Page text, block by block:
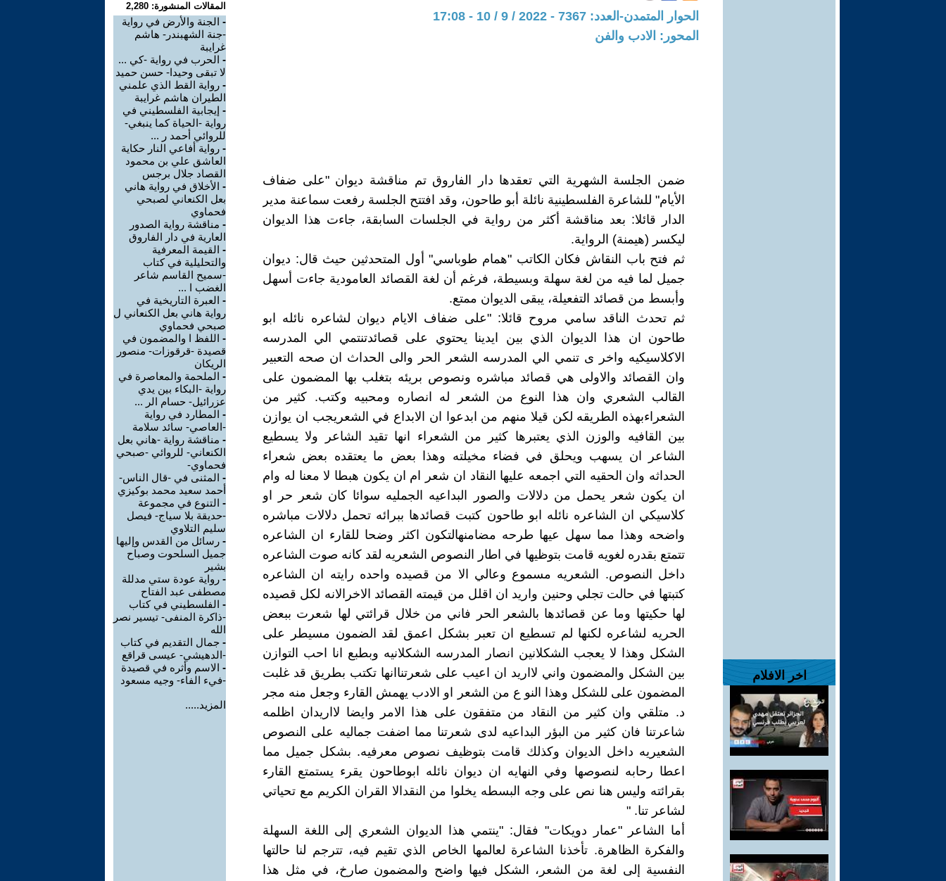
اخر الافلام
الحوار المتمدن-العدد: 7367 - 2022 / 9 / 10 - 17:08
المحور: الادب والفن
ضمن الجلسة الشهرية التي تعقدها دار الفاروق تم مناقشة ديوان "على ضفاف
الأيام" للشاعرة الفلسطينية نائلة أبو طاحون، وقد افتتح الجلسة رفعت سماعنة مدير
الدار قائلا: بعد مناقشة أكثر من رواية في الجلسات السابقة، جاءت هذا الديوان
ليكسر (هيمنة) الرواية.
ثم فتح باب النقاش فكان الكاتب "همام طوباسي" أول المتحدثين حيث قال: ديوان
جميل لما فيه من لغة سهلة وبسيطة، فرغم أن لغة القصائد العامودية جاءت أسهل
وأبسط من قصائد التفعيلة، يبقى الديوان ممتع.
ثم تحدث الناقد سامي مروح قائلا: "على ضفاف الايام ديوان لشاعره نائله ابو
طاحون ان هذا الديوان الذي بين ايدينا يحتوي على قصائدتنتمي الي المدرسه
الاكلاسيكيه واخر ى تنمي الي المدرسه الشعر الحر والى الحداث ان صحه التعبير
وان القصائد والاولى هي قصائد مباشره ونصوص بريئه بتغلب بها المضمون على
القالب الشعري وان هذا النوع من الشعر له انصاره ومحبيه وكتب. كثير من
الشعراءبهذه الطريقه لكن قيلا منهم من ابدعوا ان الابداع في الشعريجب ان يوازن
بين القافيه والوزن الذي يعتبرها كثير من الشعراء انها تقيد الشاعر ولا يسطيع
الشاعر ان يسهب ويحلق في فضاء مخيلته وهذا بعض ما يعتقده بعض شعراء
الحداثه وان الحقيه التي اجمعه عليها النقاد ان شعر ام ان يكون هبطا لا معنا له وام
ان يكون شعر يحمل من دلالات والصور البداعيه الجمليه سوائا كان شعر حر او
كلاسيكي ان الشاعره نائله ابو طاحون كتبت قصائدها ببرائه تحمل دلالات مباشره
واضحه وهذا مما سهل عيها طرحه مضامنهالتكون اكثر وضحا للقارء ان الشاعره
تتمتع بقدره لغويه قامت بتوظيها في اطار النصوص الشعريه لقد كانه صوت الشاعره
داخل النصوص. الشعريه مسموع وعالي الا من قصيده واحده رايته ان الشاعره
كتبتها في حالت تجلي وحنين واريد ان اقلل من قيمته القصائد الاخرالانه لكل قصيده
لها حكيتها وما عن قصائدها بالشعر الحر فاني من خلال قرائتي لها شعرت ببعض
الحريه لشاعره لكنها لم تسطيع ان تعبر بشكل اعمق لقد الضمون مسيطر على
الشكل وهذا لا يعجب الشكلانين انصار المدرسه الشكلانيه وبطبع انا احب التوازن
بين الشكل والمضمون واني لااريد ان اعيب على شعرتناانها تكتب بطريق قد غلبت
المضمون على للشكل وهذا النو ع من الشعر او الادب يهمش القارء وجعل منه مجر
د. متلقي وان كثير من النقاد من متفقون على هذا الامر وايضا لااريدان اظلمه
شاعرتنا فان كثير من البؤر البداعيه لدى شعرتنا مما اضفت جماليه على النصوص
الشعيريه داخل الديوان وكذلك قامت بتوظيف نصوص معرفيه. بشكل جميل مما
اعطا رحابه لنصوصها وفي النهايه ان ديوان نائله ابوطاحون يقرء يستمتع القارء
بقرائته وليس هنا نص على وجه البسطه يخلوا من النقدالا القران الكريم مع تحياتي
لشاعر تنا. "
أما الشاعر "عمار دويكات" فقال: "ينتمي هذا الديوان الشعري إلى اللغة السهلة
والفكرة الظاهرة. تأخذنا الشاعرة لعالمها الخاص الذي تقيم فيه، تترجم لنا حالتها
النفسية إلى لغة من الشعر، الشكل فيها واضح والمضمون صارخ، في مثل هذا
المقالات المنشورة: 2,280
- الجنة والأرض في رواية
-جنة الشهبندر- هاشم
غرايبة
- الحرب في رواية -كي ...
لا تبقى وحيدا- حسن حميد
- رواية القط الذي علمني
الطيران هاشم غرايبة
- إيجابية الفلسطيني في
رواية -الحياة كما ينبغي-
للروائي أحمد ر ...
- رواية أفاعي النار حكاية
العاشق علي بن محمود
القصاد جلال برجس
- الأخلاق في رواية هاني
بعل الكنعاني لصبحي
فحماوي
- مناقشة رواية الصدور
العارية في دار الفاروق
- القيمة المعرفية
والتحليلية في كتاب
-سميح القاسم شاعر
الغضب ا ...
- العبرة التاريخية في
رواية هاني بعل الكنعاني ل
صبحي فحماوي
- اللفظ ا والمضمون في
قصيدة -قرقوزات- منصور
الريكان
- الملحمة والمعاصرة في
رواية -البكاء بين يدي
عزرائيل- حسام الر ...
- المطارد في رواية
-العاصي- سائد سلامة
- مناقشة رواية -هاني بعل
الكنعاني- للروائي -صبحي
فحماوي-
- المثنى في -قال الناس-
أحمد سعيد محمد بوكيزي
- التنوع في مجموعة
-حديقة بلا سياج- فيصل
سليم التلاوي
- رسائل من القدس وإليها
جميل السلحوت وصباح
بشير
- رواية عودة ستي مدللة
مصطفى عبد الفتاح
- الفلسطيني في كتاب
-ذاكرة المنفى- تيسير نصر
الله
- جمال التقديم في كتاب
-الدهيشي- عيسى قراقع
- الاسم وأثره في قصيدة
-فيء الفاء- وجيه مسعود
المزيد.....